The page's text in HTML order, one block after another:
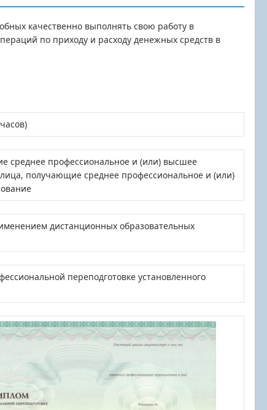
качественно выполнять свою работу в
по приходу и расходу денежных средств в
среднее профессиональное и (или) высшее
получающие среднее профессиональное и (или)
дистанционных образовательных
переподготовке установленного